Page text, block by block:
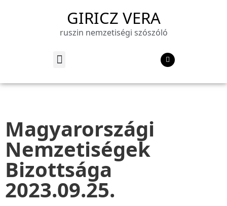
GIRICZ VERA
ruszin nemzetiségi szószóló
Magyarországi
Nemzetiségek
Bizottsága
2023.09.25.